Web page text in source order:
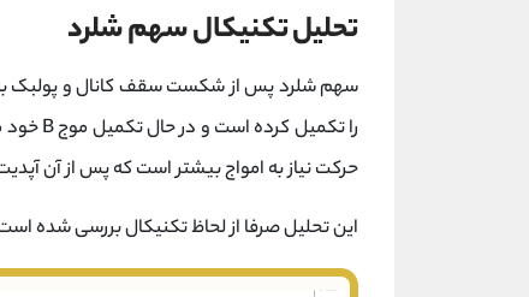
تحلیل تکنیکال سهم شلرد
حرکت نیاز به امواج بیشتر است که پس از آن
این تحلیل صرفا از لحاظ تکنیکال بررسی شده